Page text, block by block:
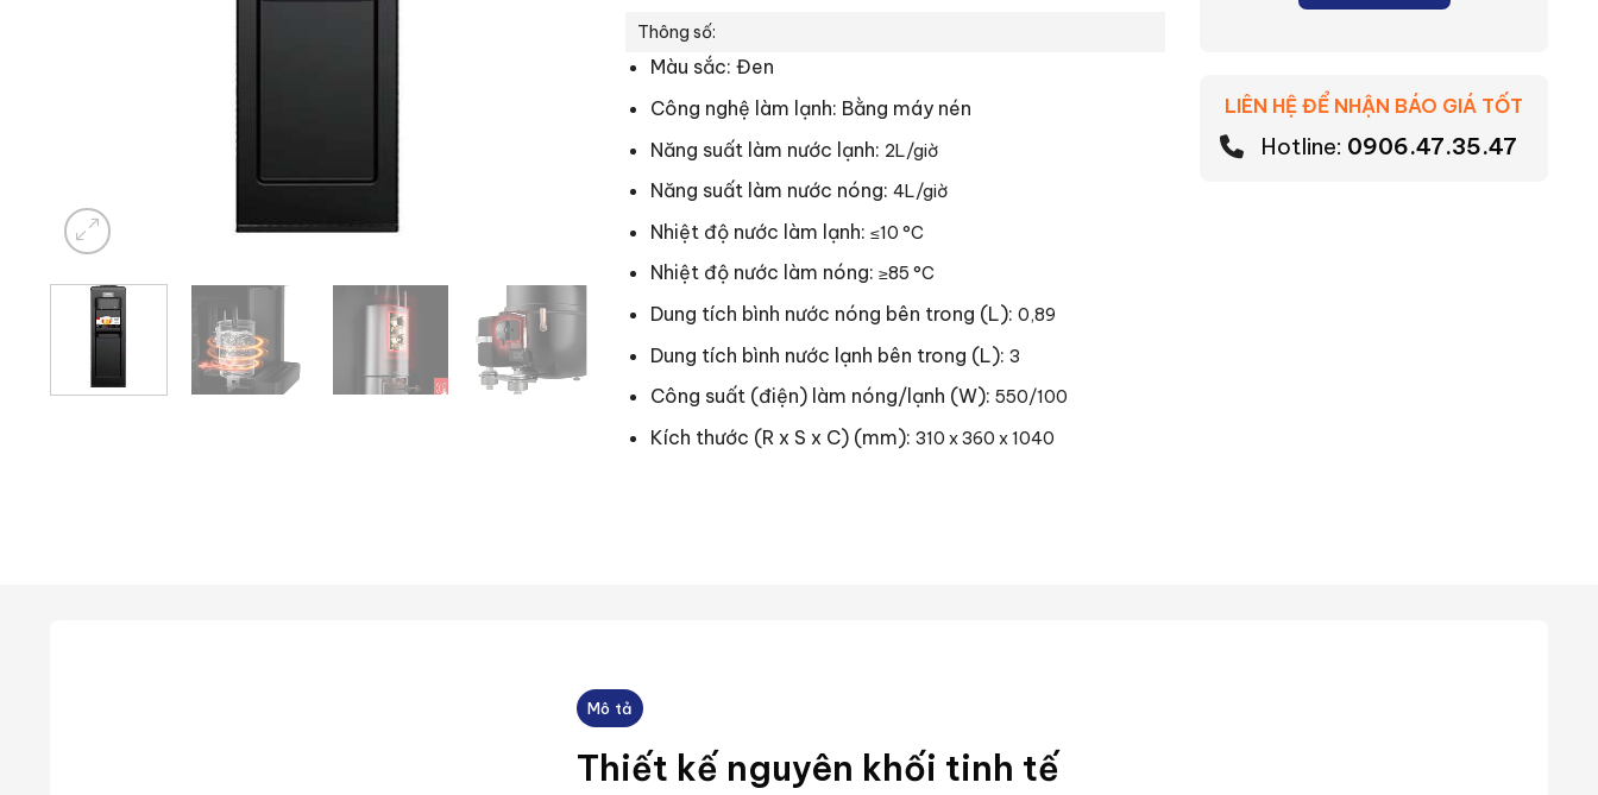
Thông số:
Màu sắc: Đen
Công nghệ làm lạnh: Bằng máy nén
Năng suất làm nước lạnh: 2L/giờ
Năng suất làm nước nóng: 4L/giờ
Nhiệt độ nước làm lạnh: ≤10 °C
Nhiệt độ nước làm nóng: ≥85 °C
Dung tích bình nước nóng bên trong (L): 0,89
Dung tích bình nước lạnh bên trong (L): 3
Công suất (điện) làm nóng/lạnh (W): 550/100
Kích thước (R x S x C) (mm): 310 x 360 x 1040
LIÊN HỆ ĐỂ NHẬN BÁO GIÁ TỐT
Hotline: 0906.47.35.47
Mô tả
Thiết kế nguyên khối tinh tế